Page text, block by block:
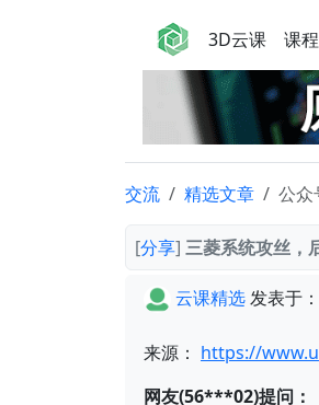
3D云课 课程
交流 精选文章 公众
[分享] 三菱系统攻丝，
云课精选发表于
来源： https://
网友(56***02)提问：